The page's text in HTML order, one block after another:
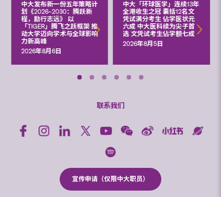
中大发布新一份五年策略计
划《2026‒2030：腾跃新
程，励行志远》 以
「TIGER」腾飞之跃框架 推
动大学迈向学术与全球影响
力新高峰
2026年8月6日
中大「环球医学」连续13年
全港收生之冠 囊括12名文
凭试满分考生 佔学医状元
六成 中大医科续为尖子首
选 文凭试考生佔学额七成
2026年8月5日
联系我们
宣传申请（仅限中大职员）